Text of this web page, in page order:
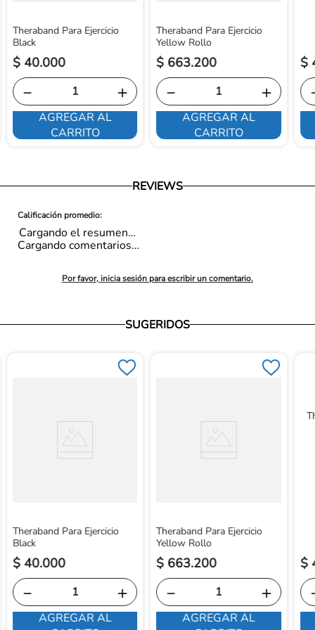
Theraband Para Ejercicio
Black
$ 40.000
＋
－
AGREGAR AL
CARRITO
Theraband Para Ejercicio
Yellow Rollo
$ 663.200
＋
－
AGREGAR AL
CARRITO
$
REVIEWS
Cargando el resumen…
Por favor, inicia sesión para escribir un comentario.
Cargando comentarios…
SUGERIDOS
Theraband Para Ejercicio
Black
$ 40.000
＋
－
AGREGAR AL
Theraband Para Ejercicio
Yellow Rollo
$ 663.200
＋
－
AGREGAR AL
$